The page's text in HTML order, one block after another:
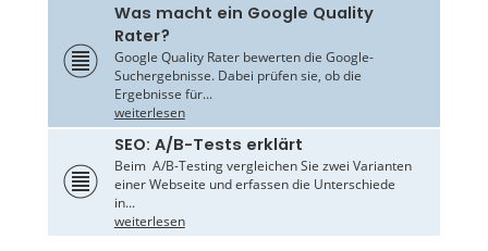
Was macht ein Google Quality
Rater?
Google Quality Rater bewerten die Google-
Suchergebnisse. Dabei prüfen sie, ob die
Ergebnisse für...
weiterlesen
SEO: A/B-Tests erklärt
Beim A/B-Testing vergleichen Sie zwei Varianten
einer Webseite und erfassen die Unterschiede
in...
weiterlesen